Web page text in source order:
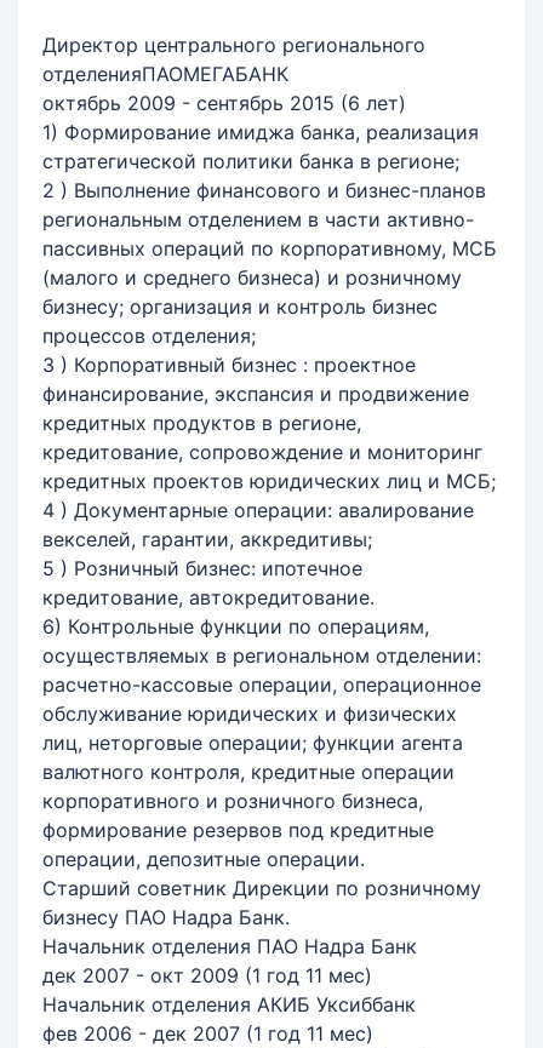
Директор центрального регионального
отделенияПАОМЕГАБАНК
октябрь 2009 - сентябрь 2015 (6 лет)
1) Формирование имиджа банка, реализация
стратегической политики банка в регионе;
2 ) Выполнение финансового и бизнес-планов
региональным отделением в части активно-
пассивных операций по корпоративному, МСБ
(малого и среднего бизнеса) и розничному
бизнесу; организация и контроль бизнес
процессов отделения;
3 ) Корпоративный бизнес : проектное
финансирование, экспансия и продвижение
кредитных продуктов в регионе,
кредитование, сопровождение и мониторинг
кредитных проектов юридических лиц и МСБ;
4 ) Документарные операции: авалирование
векселей, гарантии, аккредитивы;
5 ) Розничный бизнес: ипотечное
кредитование, автокредитование.
6) Контрольные функции по операциям,
осуществляемых в региональном отделении:
расчетно-кассовые операции, операционное
обслуживание юридических и физических
лиц, неторговые операции; функции агента
валютного контроля, кредитные операции
корпоративного и розничного бизнеса,
формирование резервов под кредитные
операции, депозитные операции.
Старший советник Дирекции по розничному
бизнесу ПАО Надра Банк.
Начальник отделения ПАО Надра Банк
дек 2007 - окт 2009 (1 год 11 мес)
Начальник отделения АКИБ Уксиббанк
фев 2006 - дек 2007 (1 год 11 мес)